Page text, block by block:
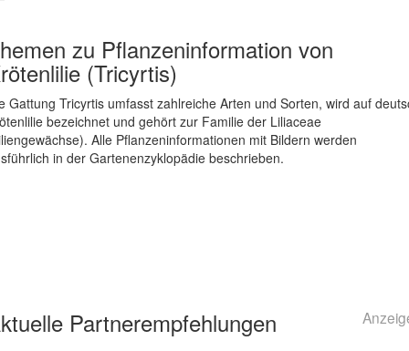
zu Pflanzeninformation von
(Tricyrtis)
Gattung Tricyrtis umfasst zahlreiche Arten und Sorten, wird auf
bezeichnet und gehört zur Familie der Liliaceae
Alle Pflanzeninformationen mit Bildern werden
in der Gartenenzyklopädie beschrieben.
Partnerempfehlungen